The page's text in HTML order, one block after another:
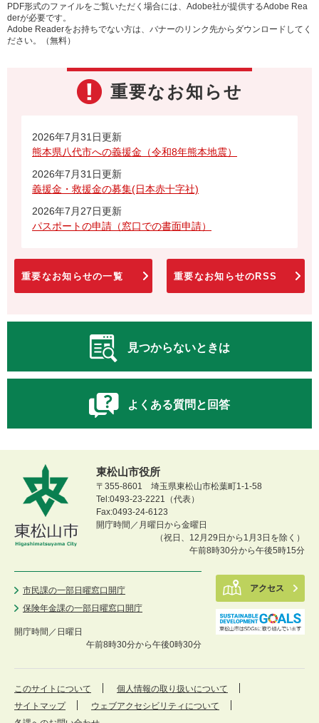
PDF形式のファイルをご覧いただく場合には、Adobe社が提供するAdobe Rea
derが必要です。
Adobe Readerをお持ちでない方は、バナーのリンク先からダウンロードしてく
ださい。（無料）
重要なお知らせ
2026年7月31日更新
熊本県八代市への義援金（令和8年熊本地震）
2026年7月31日更新
義援金・救援金の募集(日本赤十字社)
2026年7月27日更新
パスポートの申請（窓口での書面申請）
重要なお知らせの一覧 重要なお知らせのRSS
見つからないときは
よくある質問と回答
東松山市役所
〒355-8601 埼玉県東松山市松葉町1-1-58
Tel:0493-23-2221（代表）
Fax:0493-24-6123
開庁時間／月曜日から金曜日
（祝日、12月29日から1月3日を除く）
午前8時30分から午後5時15分
市民課の一部日曜窓口開庁
保険年金課の一部日曜窓口開庁
開庁時間／ 日曜日
午前8時30分から午後0時30分
アクセス
このサイトについて
個人情報の取り扱いについて
サイトマップ
ウェブアクセシビリティについて